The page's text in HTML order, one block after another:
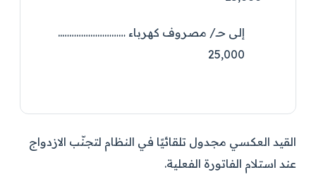
إلى حـ/ مصروف كهرباء ………………………..
25,000
القيد العكسي مجدول تلقائيًا في النظام لتجنّب الازدواج
عند استلام الفاتورة الفعلية.